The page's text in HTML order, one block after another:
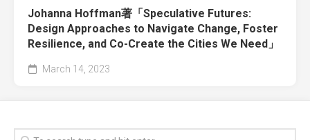
Johanna Hoffman著「Speculative Futures:
Design Approaches to Navigate Change, Foster
Resilience, and Co-Create the Cities We Need」
March 14, 2023